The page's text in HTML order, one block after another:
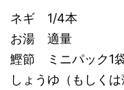
ネギ 1/4本
お湯 適量
鰹節 ミニパック1
しょうゆ（もしく